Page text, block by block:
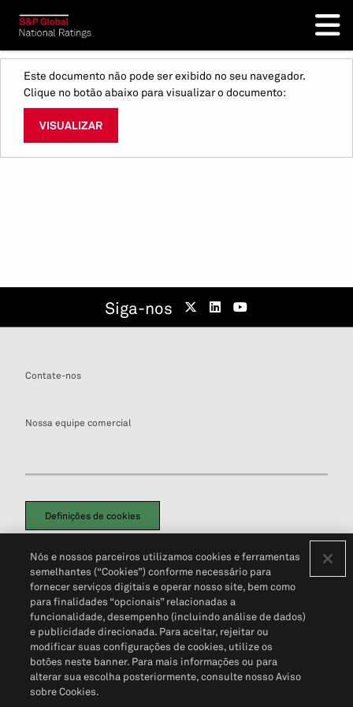
Este documento não pode ser exibido no seu navegador.
Clique no botão abaixo para visualizar o documento:
VISUALIZAR
Siga-nos
Contate-nos
Nossa equipe comercial
Definições de cookies
Política de PrivacidadePortal de privacidade do cliente (em inglês)
Não Venda Minhas Informações Pessoais© 2026 S&P Global
Nós e nossos parceiros utilizamos cookies e ferramentas
semelhantes (“Cookies”) conforme necessário para
fornecer serviços digitais e operar nosso site, bem como
para finalidades “opcionais” relacionadas a
funcionalidade, desempenho (incluindo análise de dados)
e publicidade direcionada. Para aceitar, rejeitar ou
modificar suas configurações de cookies, utilize os
botões neste banner. Para mais informações ou para
alterar sua escolha posteriormente, consulte nosso Aviso
sobre Cookies.